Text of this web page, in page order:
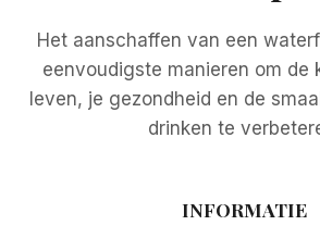
Het aanschaffen van een
eenvoudigste manieren om de
leven, je gezondheid en de
drinken te
INFORMATIE